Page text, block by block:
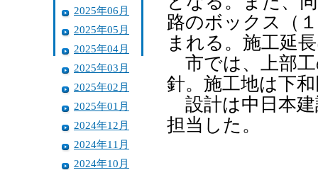
2025年06月
2025年05月
2025年04月
2025年03月
2025年02月
2025年01月
2024年12月
2024年11月
2024年10月
路のボックス（
まれる。施工延
市では、上部工
針。施工地は下
設計は中日本建
担当した。